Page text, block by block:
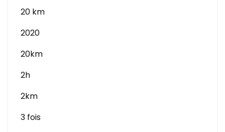
20 km
2020
20km
2h
2km
3 fois